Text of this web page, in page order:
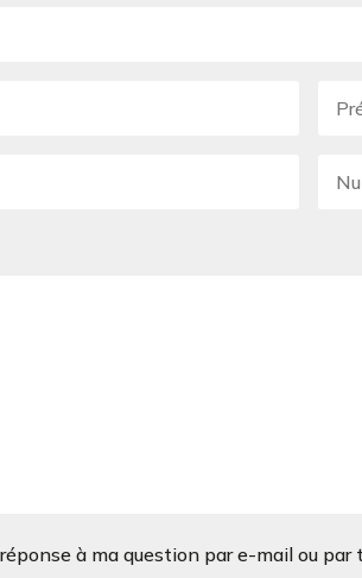
réponse à ma question par e-mail ou